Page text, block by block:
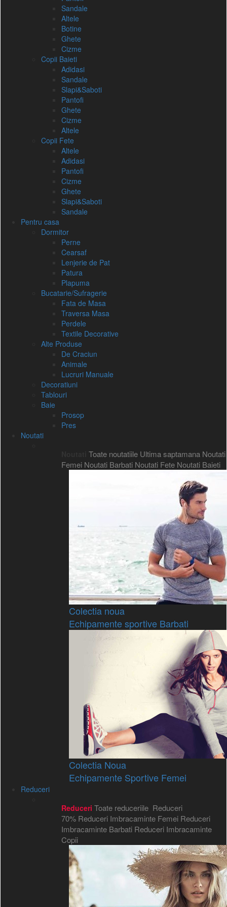
Sandale
Altele
Botine
Ghete
Cizme
Copii Baieti
Adidasi
Sandale
Slapi&Saboti
Pantofi
Ghete
Cizme
Altele
Copii Fete
Altele
Adidasi
Pantofi
Cizme
Ghete
Slapi&Saboti
Sandale
Pentru casa
Dormitor
Perne
Cearsaf
Lenjerie de Pat
Patura
Plapuma
Bucatarie/Sufragerie
Fata de Masa
Traversa Masa
Perdele
Textile Decorative
Alte Produse
De Craciun
Animale
Lucruri Manuale
Decoratiuni
Tablouri
Baie
Prosop
Pres
Noutati
Toate noutatiile Ultima saptamana Noutati
Femei Noutati Barbati Noutati Fete Noutati Baieti
Colectia noua
Echipamente sportive Barbati
Colectia Noua
Echipamente Sportive Femei
Reduceri
Reduceri Toate reduceriile Reduceri
70% Reduceri Imbracaminte Femei Reduceri
Imbracaminte Barbati Reduceri Imbracaminte
Copii